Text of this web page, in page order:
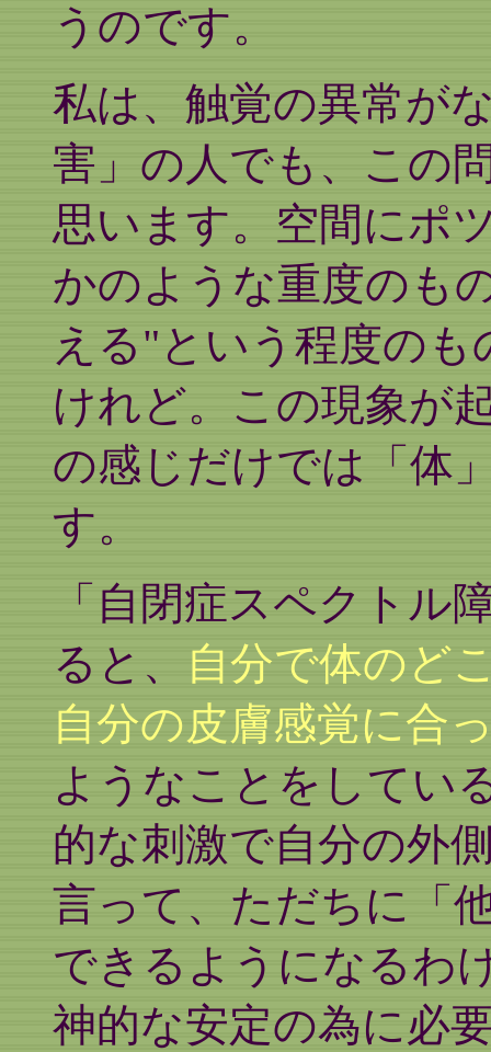
うのです。
私は、触覚の異常が
害」の人でも、この
思います。空間にポ
かのような重度のも
える"という程度の
けれど。この現象が
の感じだけでは「体
す。
「自閉症スペクトル
ると、
自分で体のど
自分の皮膚感覚に合
ようなことをしてい
的な刺激で自分の外
言って、ただちに「
できるようになるわ
神的な安定の為に必